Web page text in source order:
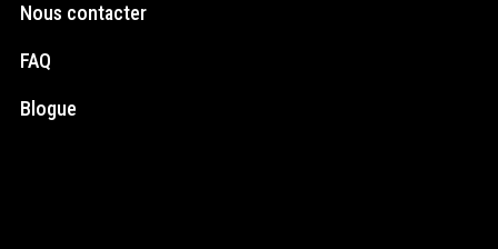
Nous contacter
FAQ
Blogue